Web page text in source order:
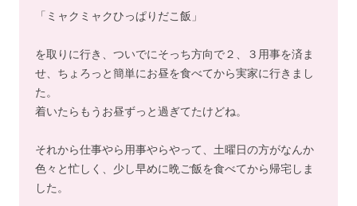
「ミャクミャクひっぱりだこ飯」
を取りに行き、ついでにそっち方向で２、３用事を済ま
せ、ちょろっと簡単にお昼を食べてから実家に行きまし
た。
着いたらもうお昼ずっと過ぎてたけどね。
それから仕事やら用事やらやって、土曜日の方がなんか
色々と忙しく、少し早めに晩ご飯を食べてから帰宅しま
した。